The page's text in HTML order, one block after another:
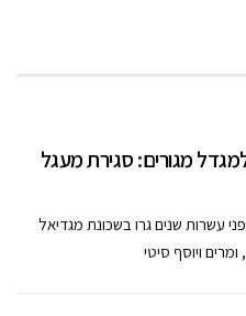
מגורים: סגירת מעגל
עשרות שנים גרו בשכונת מגדיאל
ויוסף סיטי